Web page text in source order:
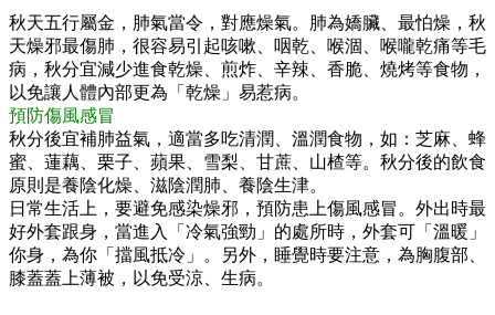
秋天五行屬金，肺氣當令，對應燥氣。肺為嬌臟、最怕燥，秋
天燥邪最傷肺，很容易引起咳嗽、咽乾、喉涸、喉嚨乾痛等毛
病，秋分宜減少進食乾燥、煎炸、辛辣、香脆、燒烤等食物，
以免讓人體內部更為「乾燥」易惹病。
預防傷風感冒
秋分後宜補肺益氣，適當多吃清潤、溫潤食物，如：芝麻、蜂
蜜、蓮藕、栗子、蘋果、雪梨、甘蔗、山楂等。秋分後的飲食
原則是養陰化燥、滋陰潤肺、養陰生津。
日常生活上，要避免感染燥邪，預防患上傷風感冒。外出時最
好外套跟身，當進入「冷氣強勁」的處所時，外套可「溫暖」
你身，為你「擋風抵冷」。另外，睡覺時要注意，為胸腹部、
膝蓋蓋上薄被，以免受涼、生病。